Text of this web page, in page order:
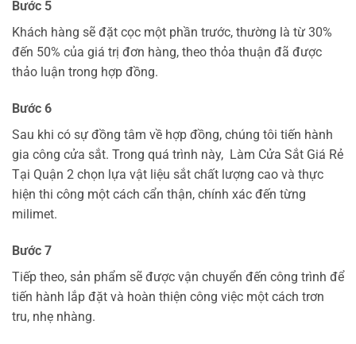
Bước 5
Khách hàng sẽ đặt cọc một phần trước, thường là từ 30%
đến 50% của giá trị đơn hàng, theo thỏa thuận đã được
thảo luận trong hợp đồng.
Bước 6
Sau khi có sự đồng tâm về hợp đồng, chúng tôi tiến hành
gia công cửa sắt. Trong quá trình này, Làm Cửa Sắt Giá Rẻ
Tại Quận 2 chọn lựa vật liệu sắt chất lượng cao và thực
hiện thi công một cách cẩn thận, chính xác đến từng
milimet.
Bước 7
Tiếp theo, sản phẩm sẽ được vận chuyển đến công trình để
tiến hành lắp đặt và hoàn thiện công việc một cách trơn
tru, nhẹ nhàng.